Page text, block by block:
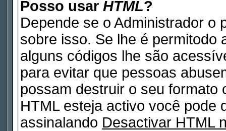
Posso usar HTML?
Depende se o Administrador o
sobre isso. Se lhe é permitodo
alguns códigos lhe são
para evitar que pessoas
possam destruir o seu formato
HTML esteja activo você pode
assinalando Desactivar HTML